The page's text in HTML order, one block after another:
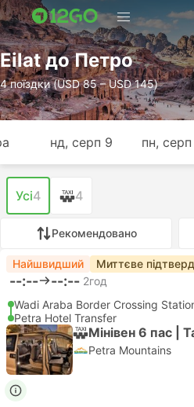
Eilat до Петро
4 поїздки (USD 85 – USD 145)
нд, серп 9 пн, серп
Усі4 4
Рекомендовано
Найшвидший Миттєве
--:-- --:-- 2год
Wadi Araba Border Crossing
Petra Hotel Transfer
Мінiвен 6 пас |
Petra Mountains